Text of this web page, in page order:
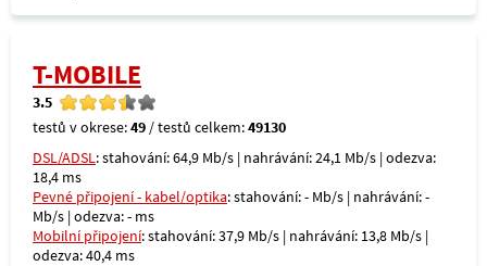
T-MOBILE
3.5
testů v okrese:49 / testů celkem:49130
DSL/ADSL: stahování: 64,9 Mb/s | nahrávání: 24,1 Mb/s | odezva:
18,4 ms
Pevné připojení - kabel/optika: stahování: - Mb/s | nahrávání: -
Mb/s | odezva: - ms
Mobilní připojení: stahování: 37,9 Mb/s | nahrávání: 13,8 Mb/s |
odezva: 40,4 ms